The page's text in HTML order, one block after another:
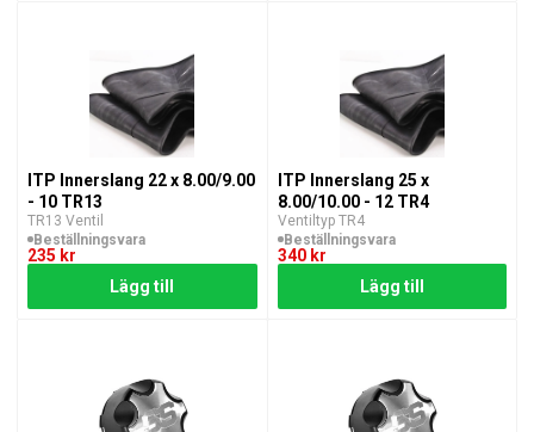
ITP Innerslang 22 x 8.00/9.00
- 10 TR13
TR13 Ventil
Beställningsvara
235 kr
Lägg till
ITP Innerslang 25 x
8.00/10.00 - 12 TR4
Ventiltyp TR4
Beställningsvara
340 kr
Lägg till